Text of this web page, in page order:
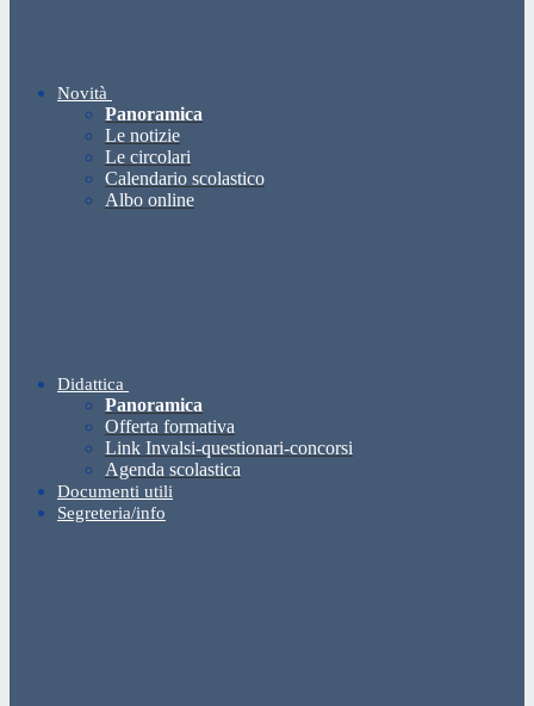
Novità
Panoramica
Le notizie
Le circolari
Calendario scolastico
Albo online
Didattica
Panoramica
Offerta formativa
Link Invalsi-questionari-concorsi
Agenda scolastica
Documenti utili
Segreteria/info